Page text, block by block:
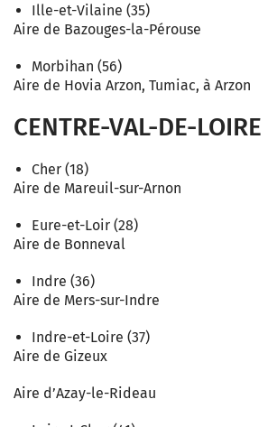
Ille-et-Vilaine (35)
Aire de Bazouges-la-Pérouse
Morbihan (56)
Aire de Hovia Arzon, Tumiac, à Arzon
CENTRE-VAL-DE-LOIRE
Cher (18)
Aire de Mareuil-sur-Arnon
Eure-et-Loir (28)
Aire de Bonneval
Indre (36)
Aire de Mers-sur-Indre
Indre-et-Loire (37)
Aire de Gizeux
Aire d’Azay-le-Rideau